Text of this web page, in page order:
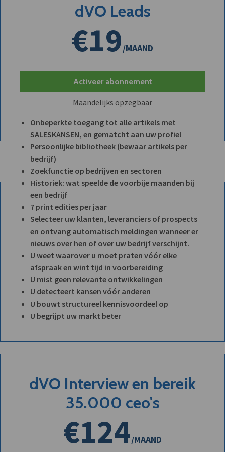
dVO Leads
€19/MAAND
Activeer abonnement
Maandelijks opzegbaar
Onbeperkte toegang tot alle artikels met
SALESKANSEN, en gematcht aan uw profiel
Persoonlijke bibliotheek (bewaar artikels per
bedrijf)
Zoekfunctie op bedrijven en sectoren
Historiek: wat speelde de voorbije maanden bij
een bedrijf
7 print edities per jaar
Selecteer uw klanten, leveranciers of prospects
en ontvang automatisch meldingen wanneer er
nieuws over hen of over uw bedrijf verschijnt.
U weet waarover u moet praten vóór elke
afspraak en wint tijd in voorbereiding
U mist geen relevante ontwikkelingen
U detecteert kansen vóór anderen
U bouwt structureel kennisvoordeel op
U begrijpt uw markt beter
dVO Interview en bereik
35.000 ceo's
€124/MAAND